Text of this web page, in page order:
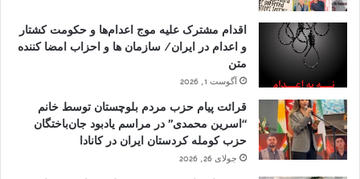
اقدام مشترک علیه موج اعدام‌ها و حکومت کشتار
و اعدام در ایران/ سازمان ها و احزاب امضا کننده
متن
آگوست 1, 2026
قرائت پیام حزب مردم بلوچستان توسط خانم
“اسرین محمدی” در مراسم یادبود جان‌باختگان
حزب کومله کردستان ایران در کانادا
جولای 26, 2026